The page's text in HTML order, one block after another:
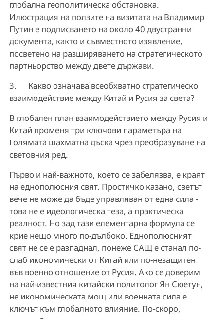
глобална геополитическа обстановка.
Илюстрация на ползите на визитата на Владимир
Путин е подписването на около 40 двустранни
документа, както и съвместното изявление,
посветено на разширяването на стратегическото
партньорство между двете държави.
3. Какво означава всеобхватно стратегическо
взаимодействие между Китай и Русия за света?
В глобален план взаимодействието между Русия и
Китай променя три ключови параметъра на
Голямата шахматна дъска чрез преобразуване на
световния ред.
Първо и най-важното, което се забелязва, е краят
на еднополюсния свят. Простичко казано, светът
вече не може да бъде управляван от една сила -
това не е идеологическа теза, а практическа
реалност. Но зад тази елементарна формула се
крие нещо много по-дълбоко. Еднополюсният
свят не се е разпаднал, понеже САЩ е станал по-
слаб икономически от Китай или по-незащитен
във военно отношение от Русия. Ако се доверим
на най-известния китайски политолог Ян Сюетун,
не икономическата мощ или военната сила е
ключът към глобалното влияние. По-скоро,